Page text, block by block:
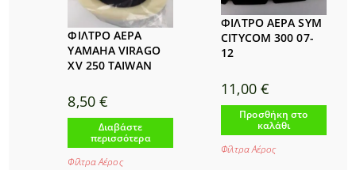
ΦΙΛΤΡΟ ΑΕΡΑ
YAMAHA VIRAGO
XV 250 TAIWAN
8,50 €
Διαβάστε
περισσότερα
Φίλτρα Αέρος
ΦΙΛΤΡΟ ΑΕΡΑ SYM
CITYCOM 300 07-
12
11,00 €
Προσθήκη στο
καλάθι
Φίλτρα Αέρος